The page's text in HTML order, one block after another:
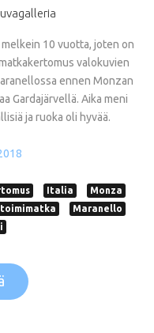
10 vuotta, joten on
valokuvien
ennen Monzan
Gardajärvellä. Aika meni
ja ruoka oli hyvää.
Italia
Monza
Maranello